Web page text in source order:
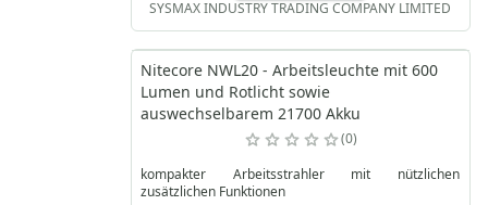
SYSMAX INDUSTRY TRADING COMPANY LIMITED
Nitecore NWL20 - Arbeitsleuchte mit 600
Lumen und Rotlicht sowie
auswechselbarem 21700 Akku
0
kompakter Arbeitsstrahler mit nützlichen
zusätzlichen Funktionen